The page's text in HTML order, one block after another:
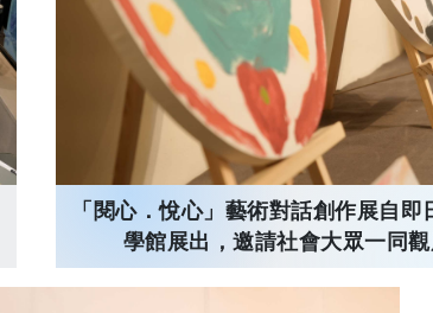
「閱心．悅心」藝術對話創作展自
學館展出，邀請社會大眾一同